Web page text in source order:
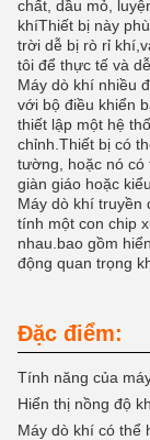
chất, dầu mỏ,
khíThiết bị này
trời dễ bị rò rỉ
tôi để thực tế và
Máy dò khí nhiều
với bộ điều khiển
thiết lập một hệ
chỉnh.Thiết bị có
tường, hoặc nó có
giàn giáo hoặc
Máy dò khí truyền
tính một con chip
nhau.bao gồm
động quan trọng
Đặc điểm:
Tính năng của
Hiển thị nồng độ
Máy dò khí có thể